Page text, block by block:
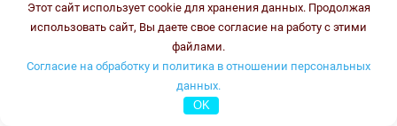
Врач-генетик, врач клинической лабораторной
диагностики
Стаж:
Этот сайт использует cookie для хранения данных. Продолжая
использовать сайт, Вы даете свое согласие на работу с этими
файлами.
Согласие на обработку и политика в отношении персональных
данных.
OK